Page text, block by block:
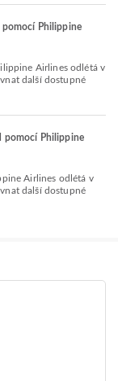
Philippine
další dostupné
pomocí Philippine
další dostupné